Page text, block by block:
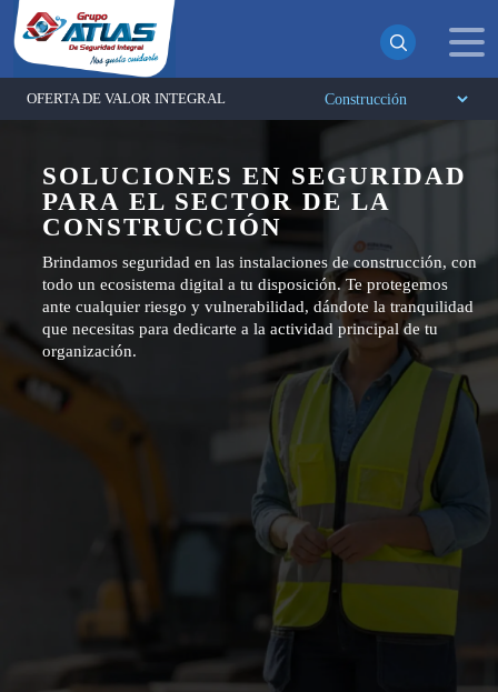
OFERTA DE VALOR INTEGRAL
SOLUCIONES EN SEGURIDAD
PARA EL SECTOR DE LA
CONSTRUCCIÓN
Brindamos seguridad en las instalaciones de construcción, con
todo un ecosistema digital a tu disposición. Te protegemos
ante cualquier riesgo y vulnerabilidad, dándote la tranquilidad
que necesitas para dedicarte a la actividad principal de tu
organización.
¡Suscrito exitosamente!
Ahora recibirás todas nuestras actualizaciones y noticias
directamente en tu bandeja de entrada. ¡No te pierdas
ninguna novedad!
Continuar